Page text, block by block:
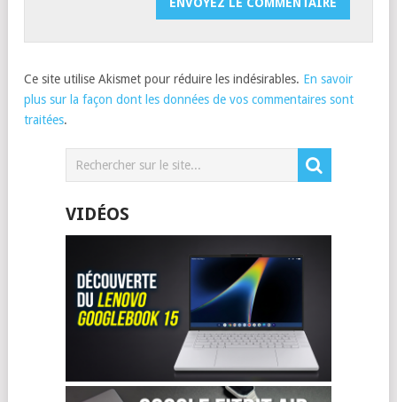
Ce site utilise Akismet pour réduire les indésirables. En savoir
plus sur la façon dont les données de vos commentaires sont
traitées.
VIDÉOS